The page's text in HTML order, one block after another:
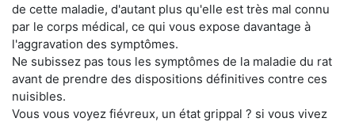
de cette maladie, d'autant plus qu'elle est très mal connu
par le corps médical, ce qui vous expose davantage à
l'aggravation des symptômes.
Ne subissez pas tous les symptômes de la maladie du rat
avant de prendre des dispositions définitives contre ces
nuisibles.
Vous vous voyez fiévreux, un état grippal ? si vous vivez